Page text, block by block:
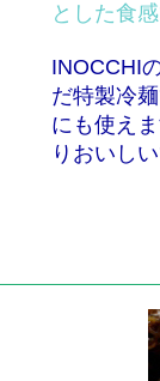
とした食
INOCCHI
だ特製冷
にも使え
りおいし